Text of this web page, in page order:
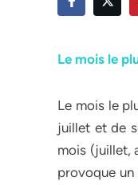
Le mois le
Le mois le
juillet et de
mois (juillet,
provoque un